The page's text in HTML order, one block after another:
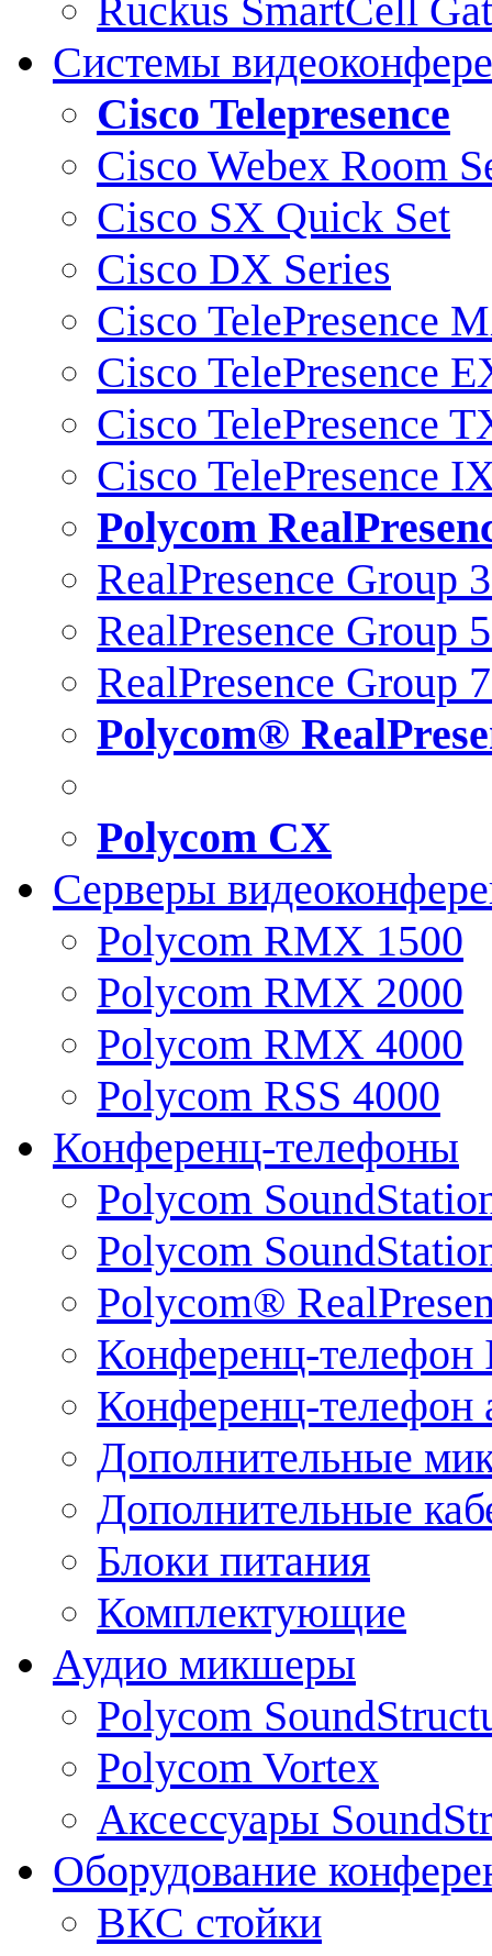
Ruckus SmartCell
Системы
Cisco Telepresence
Cisco Webex Room
Cisco SX Quick Set
Cisco DX Series
Cisco TelePresence
Cisco TelePresence
Cisco TelePresence
Cisco TelePresence
Polycom
RealPresence Group
RealPresence Group
RealPresence Group
Polycom®
Polycom CX
Серверы
Polycom RMX 1500
Polycom RMX 2000
Polycom RMX 4000
Polycom RSS 4000
Конференц-телефоны
Polycom
Polycom
Polycom®
Конференц-телефон
Конференц-телефон
Дополнительные
Дополнительные
Блоки питания
Комплектующие
Аудио микшеры
Polycom
Polycom Vortex
Аксессуары
Оборудование
ВКС стойки